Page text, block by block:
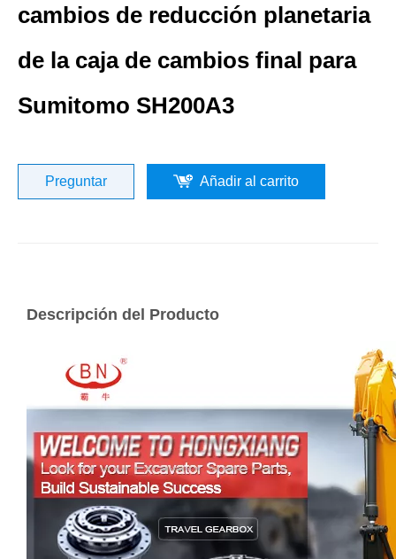
cambios de reducción planetaria
de la caja de cambios final para
Sumitomo SH200A3
Preguntar Añadir al carrito
Descripción del Producto